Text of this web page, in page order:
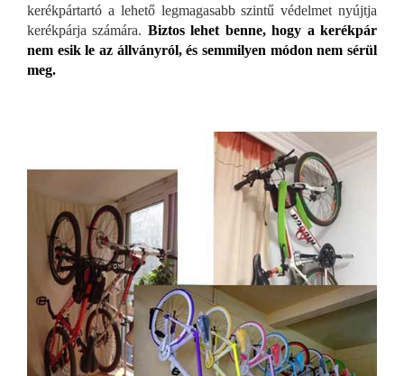
kerékpártartó a lehető legmagasabb szintű védelmet nyújtja
kerékpárja számára. Biztos lehet benne, hogy a kerékpár
nem esik le az állványról, és semmilyen módon nem sérül
meg.